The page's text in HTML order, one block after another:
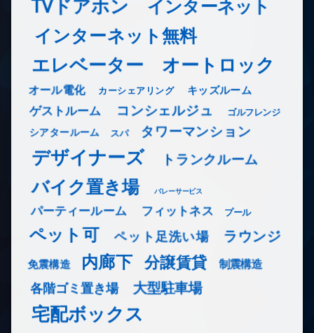
TVドアホン インターネット
インターネット無料
エレベーター オートロック
オール電化 カーシェアリング キッズルーム
ゲストルーム コンシェルジュ ゴルフレンジ
シアタールーム スパ タワーマンション
デザイナーズ トランクルーム
バイク置き場 バレーサービス
パーティールーム フィットネス プール
ペット可 ペット足洗い場 ラウンジ
免震構造 内廊下 分譲賃貸 制震構造
各階ゴミ置き場 大型駐車場
宅配ボックス